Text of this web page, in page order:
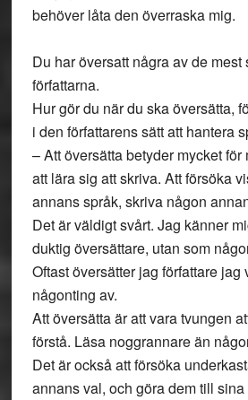
behöver låta den överraska mig.
Du har översatt några av de mest
författarna.
Hur gör du när du ska översätta,
i den författarens sätt att hantera
– Att översätta betyder mycket för
att lära sig att skriva. Att försöka
annans språk, skriva någon
Det är väldigt svårt. Jag känner
duktig översättare, utan som
Oftast översätter jag författare jag
någonting av.
Att översätta är att vara tvungen
förstå. Läsa noggrannare än
Det är också att försöka
annans val, och göra dem till sina